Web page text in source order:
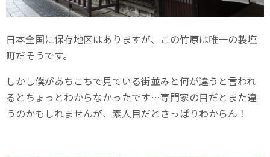
日本全国に保存地区はありますが、この竹原は唯一の製塩
町だそうです。
しかし僕があちこちで見ている街並みと何が違うと言われ
るとちょっとわからなかったです…専門家の目だとまた違
うのかもしれませんが、素人目だとさっぱりわからん！